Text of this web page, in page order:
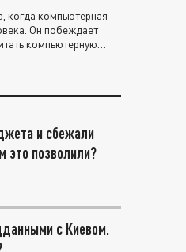
когда компьютерная
Он побеждает
компьютерную
и сбежали
это позволили?
с Киевом.